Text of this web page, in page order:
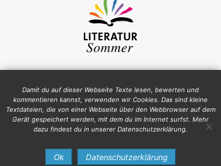
Impressum
Datenschutz
Damit du auf dieser Webseite Texte lesen, bewerten und
kommentieren kannst, verwenden wir Cookies. Das sind kleine
Textdateien, die von einer Webseite über den Webbrowser auf dem
Gerät gespeichert werden, mit dem du im Internet surfst. Mehr
dazu findest du in unserer Datenschutzerklärung.
Ok Datenschutzerklärung